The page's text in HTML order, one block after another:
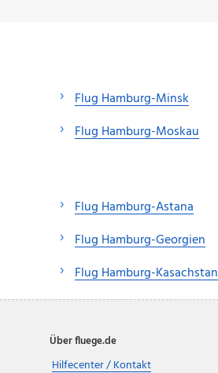
Flug Hamburg-Minsk
Flug Hamburg-Moskau
Flug Hamburg-Astana
Flug Hamburg-Georgien
Flug Hamburg-Kasachstan